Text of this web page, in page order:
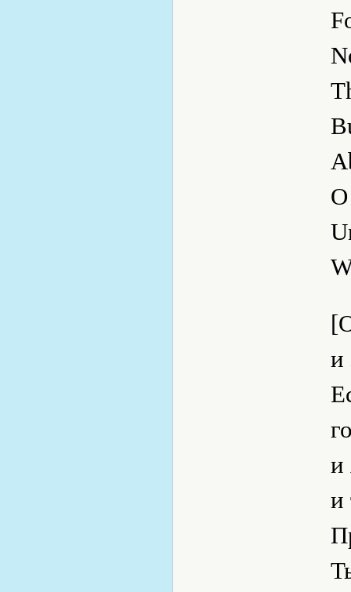
и
и
и